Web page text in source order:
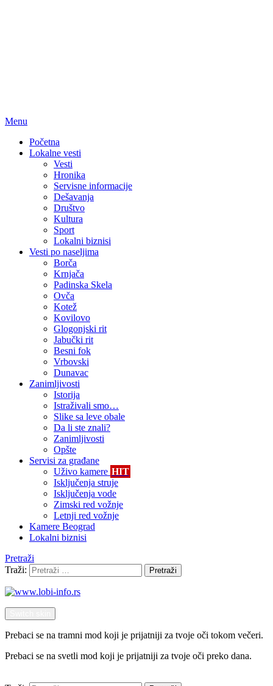
Menu
Početna
Lokalne vesti
Vesti
Hronika
Servisne informacije
Dešavanja
Društvo
Kultura
Sport
Lokalni biznisi
Vesti po naseljima
Borča
Krnjača
Padinska Skela
Ovča
Kotež
Kovilovo
Glogonjski rit
Jabučki rit
Besni fok
Vrbovski
Dunavac
Zanimljivosti
Istorija
Istraživali smo…
Slike sa leve obale
Da li ste znali?
Zanimljivosti
Opšte
Servisi za građane
Uživo kamere HIT
Isključenja struje
Isključenja vode
Zimski red vožnje
Letnji red vožnje
Kamere Beograd
Lokalni biznisi
Pretraži
Traži:
Pretraži
Prebaci se na tramni mod koji je prijatniji za tvoje oči tokom večeri.
Prebaci se na svetli mod koji je prijatniji za tvoje oči preko dana.